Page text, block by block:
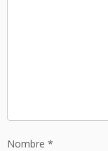
Nombre *